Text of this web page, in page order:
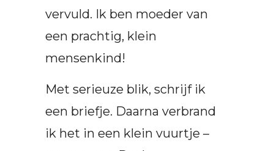
vervuld. Ik ben moeder van
een prachtig, klein
mensenkind!
Met serieuze blik, schrijf ik
een briefje. Daarna verbrand
ik het in een klein vuurtje –